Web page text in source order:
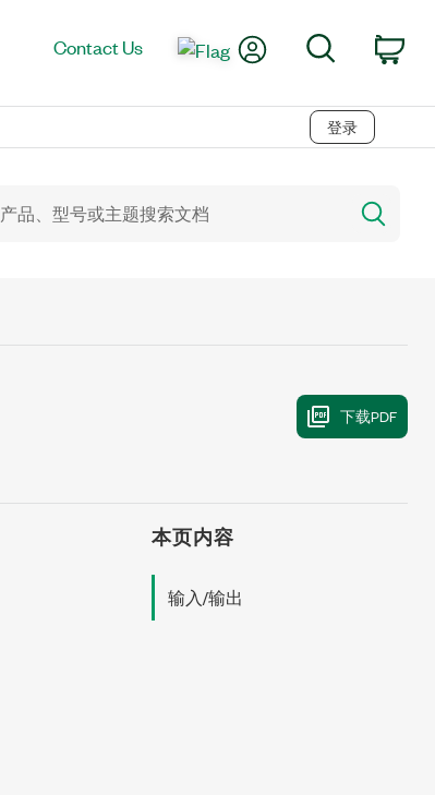
Contact Us My AccountSearch
登录
本页内容
输入/输出